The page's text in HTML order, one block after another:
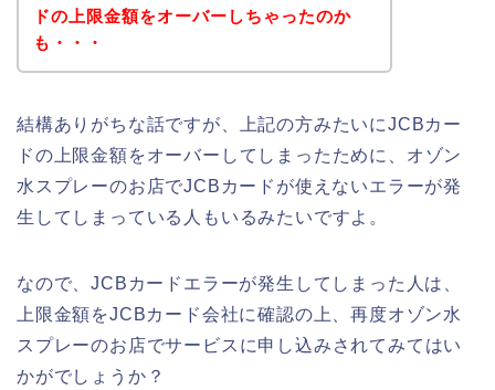
ドの上限金額をオーバーしちゃったのか
も・・・
結構ありがちな話ですが、上記の方みたいにJCBカー
ドの上限金額をオーバーしてしまったために、オゾン
水スプレーのお店でJCBカードが使えないエラーが発
生してしまっている人もいるみたいですよ。
なので、JCBカードエラーが発生してしまった人は、
上限金額をJCBカード会社に確認の上、再度オゾン水
スプレーのお店でサービスに申し込みされてみてはい
かがでしょうか？